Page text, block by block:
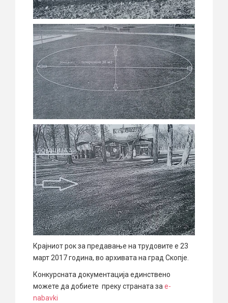
Крајниот рок за предавање на трудовите е 23
март 2017 година, во архивата на град Скопје.
Конкурсната документација единствено
можете да добиете преку страната заe-
nabavki